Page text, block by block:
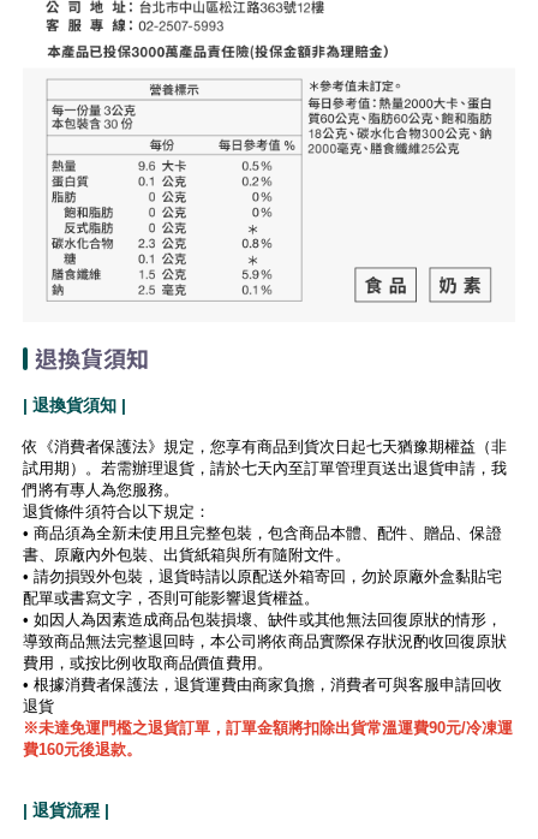
退換貨須知
| 退換貨須知 |
依《消費者保護法》規定，您享有商品到貨次日起七天猶豫期權益（非
試用期）。若需辦理退貨，請於七天內至訂單管理頁送出退貨申請，我
們將有專人為您服務。
退貨條件須符合以下規定：
• 商品須為全新未使用且完整包裝，包含商品本體、配件、贈品、保證
書、原廠內外包裝、出貨紙箱與所有隨附文件。
• 請勿損毀外包裝，退貨時請以原配送外箱寄回，勿於原廠外盒黏貼宅
配單或書寫文字，否則可能影響退貨權益。
• 如因人為因素造成商品包裝損壞、缺件或其他無法回復原狀的情形，
導致商品無法完整退回時，本公司將依商品實際保存狀況酌收回復原狀
費用，或按比例收取商品價值費用。
• 根據消費者保護法，退貨運費由商家負擔，消費者可與客服申請回收
退貨
※未達免運門檻之退貨訂單，訂單金額將扣除出貨常溫運費90元/冷凍運
費160元後退款。
| 退貨流程 |